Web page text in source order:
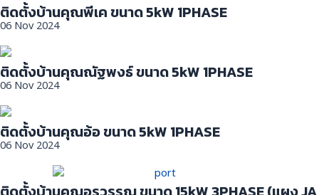
ติดตั้งบ้านคุณพีเค ขนาด 5kW 1PHASE
06 Nov 2024
ติดตั้งบ้านคุณณัฐพงธ์ ขนาด 5kW 1PHASE
06 Nov 2024
ติดตั้งบ้านคุณอ้อ ขนาด 5kW 1PHASE
06 Nov 2024